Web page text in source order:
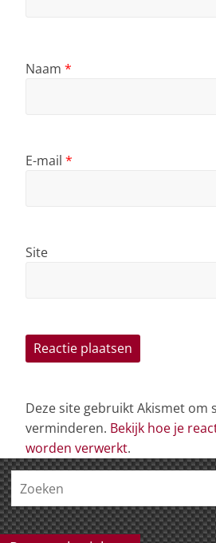
Naam *
E-mail *
Site
Deze site gebruikt Akismet om
verminderen. Bekijk hoe je
worden verwerkt.